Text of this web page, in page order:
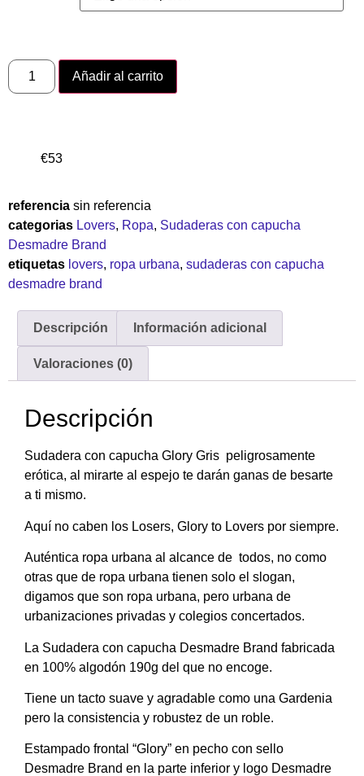
Añadir al carrito
€53
referencia sin referencia
categorias Lovers, Ropa, Sudaderas con capucha
Desmadre Brand
etiquetas lovers, ropa urbana, sudaderas con capucha
desmadre brand
Descripción Información adicional
Valoraciones (0)
Descripción
Sudadera con capucha Glory Gris peligrosamente
erótica, al mirarte al espejo te darán ganas de besarte
a ti mismo.
Aquí no caben los Losers, Glory to Lovers por siempre.
Auténtica ropa urbana al alcance de todos, no como
otras que de ropa urbana tienen solo el slogan,
digamos que son ropa urbana, pero urbana de
urbanizaciones privadas y colegios concertados.
La Sudadera con capucha Desmadre Brand fabricada
en 100% algodón 190g del que no encoge.
Tiene un tacto suave y agradable como una Gardenia
pero la consistencia y robustez de un roble.
Estampado frontal “Glory” en pecho con sello
Desmadre Brand en la parte inferior y logo Desmadre